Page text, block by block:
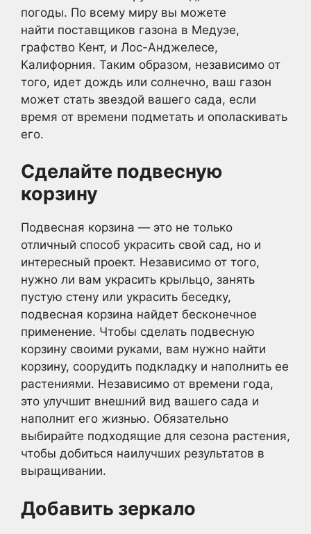
погоды. По всему миру вы можете
найти поставщиков газона в Медуэе,
графство Кент, и Лос-Анджелесе,
Калифорния. Таким образом, независимо от
того, идет дождь или солнечно, ваш газон
может стать звездой вашего сада, если
время от времени подметать и ополаскивать
его.
Сделайте подвесную
корзину
Подвесная корзина — это не только
отличный способ украсить свой сад, но и
интересный проект. Независимо от того,
нужно ли вам украсить крыльцо, занять
пустую стену или украсить беседку,
подвесная корзина найдет бесконечное
применение. Чтобы сделать подвесную
корзину своими руками, вам нужно найти
корзину, соорудить подкладку и наполнить ее
растениями. Независимо от времени года,
это улучшит внешний вид вашего сада и
наполнит его жизнью. Обязательно
выбирайте подходящие для сезона растения,
чтобы добиться наилучших результатов в
выращивании.
Добавить зеркало